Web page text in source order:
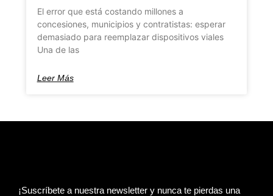
El error que está costando millones a
concesiones, municipios y contratistas: esperar
demasiado para reemplazar dispositivos viales
Una de las
Leer Más
¡Suscríbete a nuestra newsletter y nunca te pierdas una